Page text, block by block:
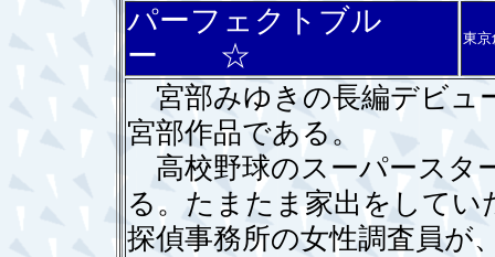
パーフェクトブル
ー ☆
東京
宮部みゆきの長編デビュ
宮部作品である。
高校野球のスーパースタ
る。たまたま家出をして
探偵事務所の女性調査員が